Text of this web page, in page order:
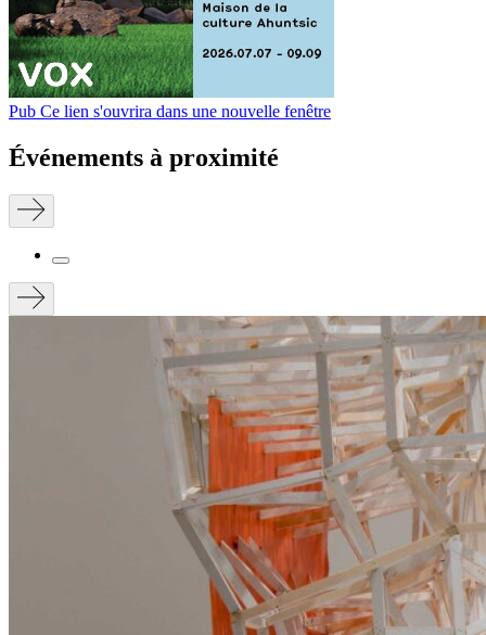
Pub Ce lien s'ouvrira dans une nouvelle fenêtre
Événements à proximité